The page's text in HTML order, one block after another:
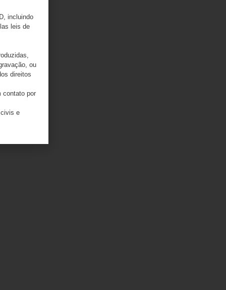
incluindo
leis de
ou
direitos
contato por
e